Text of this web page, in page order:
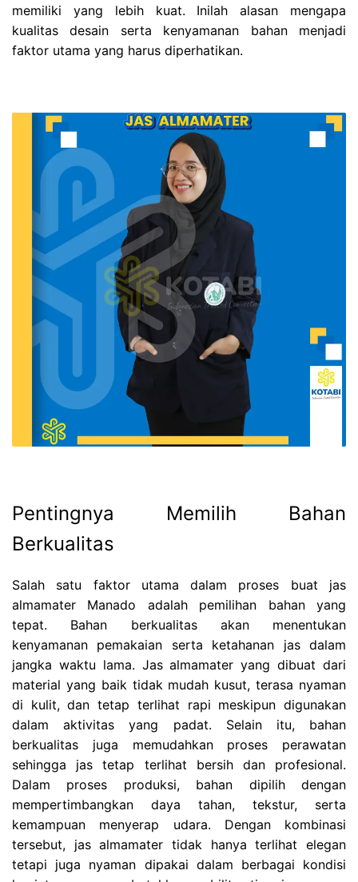
memiliki yang lebih kuat. Inilah alasan mengapa
kualitas desain serta kenyamanan bahan menjadi
faktor utama yang harus diperhatikan.
Pentingnya Memilih Bahan
Berkualitas
Salah satu faktor utama dalam proses buat jas
almamater Manado adalah pemilihan bahan yang
tepat. Bahan berkualitas akan menentukan
kenyamanan pemakaian serta ketahanan jas dalam
jangka waktu lama. Jas almamater yang dibuat dari
material yang baik tidak mudah kusut, terasa nyaman
di kulit, dan tetap terlihat rapi meskipun digunakan
dalam aktivitas yang padat. Selain itu, bahan
berkualitas juga memudahkan proses perawatan
sehingga jas tetap terlihat bersih dan profesional.
Dalam proses produksi, bahan dipilih dengan
mempertimbangkan daya tahan, tekstur, serta
kemampuan menyerap udara. Dengan kombinasi
tersebut, jas almamater tidak hanya terlihat elegan
tetapi juga nyaman dipakai dalam berbagai kondisi